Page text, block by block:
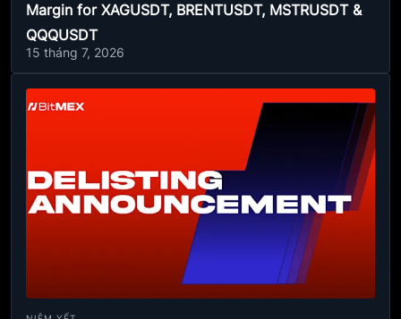
Margin for XAGUSDT, BRENTUSDT, MSTRUSDT &
QQQUSDT
15 tháng 7, 2026